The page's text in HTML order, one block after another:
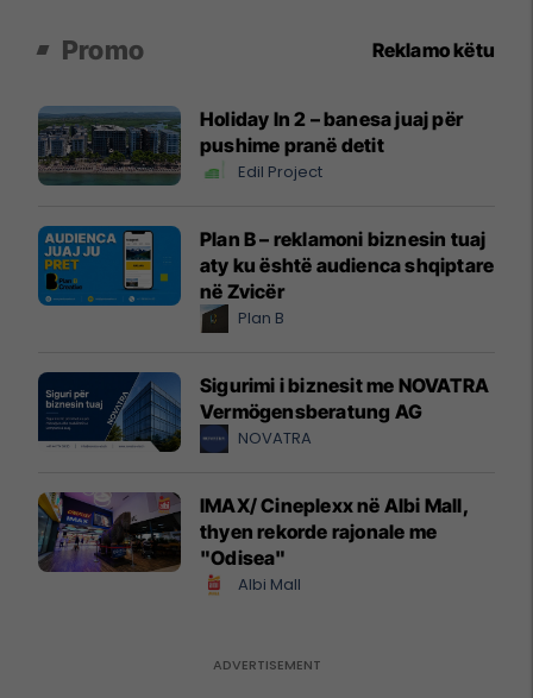
Promo Reklamo këtu
Holiday In 2 – banesa juaj për
pushime pranë detit
Edil Project
Plan B – reklamoni biznesin tuaj
aty ku është audienca shqiptare
në Zvicër
Plan B
Sigurimi i biznesit me NOVATRA
Vermögensberatung AG
NOVATRA
IMAX/ Cineplexx në Albi Mall,
thyen rekorde rajonale me
"Odisea"
Albi Mall